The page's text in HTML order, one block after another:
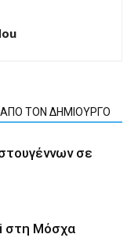
ΑΠΟ ΤΟΝ ΔΗΜΙΟΥΡΓΟ
σε
στη Μόσχα